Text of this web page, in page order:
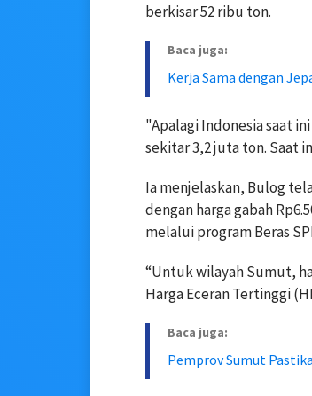
berkisar 52 ribu ton.
Baca juga:
Kerja Sama dengan
"Apalagi Indonesia saat
sekitar 3,2 juta ton. Saat
Ia menjelaskan, Bulog
dengan harga gabah
melalui program Beras
“Untuk wilayah Sumut,
Harga Eceran Tertinggi
Baca juga:
Pemprov Sumut